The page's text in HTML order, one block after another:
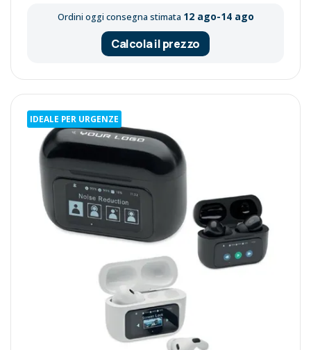
Ordini oggi consegna stimata 12 ago-14 ago
Calcola il prezzo
IDEALE PER URGENZE